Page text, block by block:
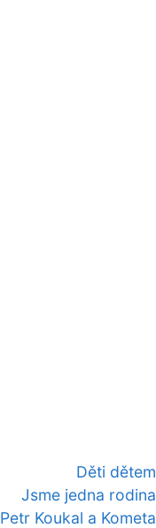
Děti dětem
Jsme jedna rodina
Petr Koukal a Kometa